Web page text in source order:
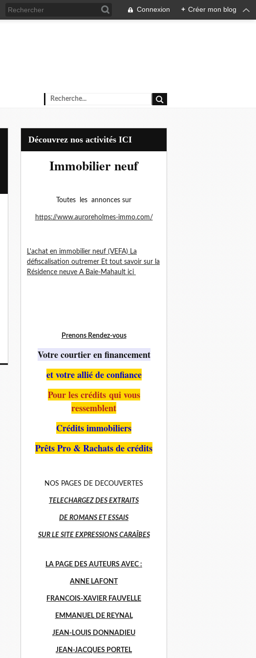
Connexion + Créer mon blog
Découvrez nos activités ICI
Immobilier neuf
Toutes les annonces sur
https://www.auroreholmes-immo.com/
L'achat en immobilier neuf (VEFA) La
défiscalisation outremer Et tout savoir sur la
Résidence neuve A Baie-Mahault ici
Prenons Rendez-vous
Votre courtier en financement
et votre allié de confiance
Pour les crédits qui vous
ressemblent
Crédits immobiliers
Prêts Pro & Rachats de crédits
NOS PAGES DE DECOUVERTES
TELECHARGEZ DES EXTRAITS
DE ROMANS ET ESSAIS
SUR LE SITE EXPRESSIONS CARAÎBES
LA PAGE DES AUTEURS AVEC :
ANNE LAFONT
FRANCOIS-XAVIER FAUVELLE
EMMANUEL DE REYNAL
JEAN-LOUIS DONNADIEU
JEAN-JACQUES PORTEL